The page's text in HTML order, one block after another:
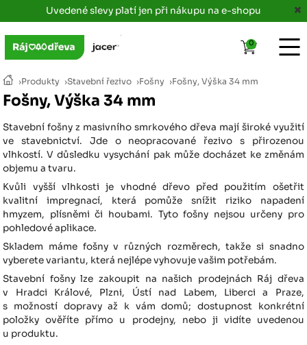
Uvedené slevy platí jen při nákupu na e-shopu
›Produkty ›Stavební řezivo ›Fošny ›Fošny, Výška 34 mm
Fošny, Výška 34 mm
Stavební fošny z masivního smrkového dřeva mají široké využití
ve stavebnictví. Jde o neopracované řezivo s přirozenou
vlhkostí. V důsledku vysychání pak může docházet ke změnám
objemu a tvaru.
Kvůli vyšší vlhkosti je vhodné dřevo před použitím ošetřit
kvalitní impregnací, která pomůže snížit riziko napadení
hmyzem, plísněmi či houbami. Tyto fošny nejsou určeny pro
pohledové aplikace.
Skladem máme fošny v různých rozměrech, takže si snadno
vyberete variantu, která nejlépe vyhovuje vašim potřebám.
Stavební fošny lze zakoupit na našich prodejnách Ráj dřeva
v Hradci Králové, Plzni, Ústí nad Labem, Liberci a Praze,
s možností dopravy až k vám domů; dostupnost konkrétní
položky ověříte přímo u prodejny, nebo ji vidíte uvedenou
u produktu.
0